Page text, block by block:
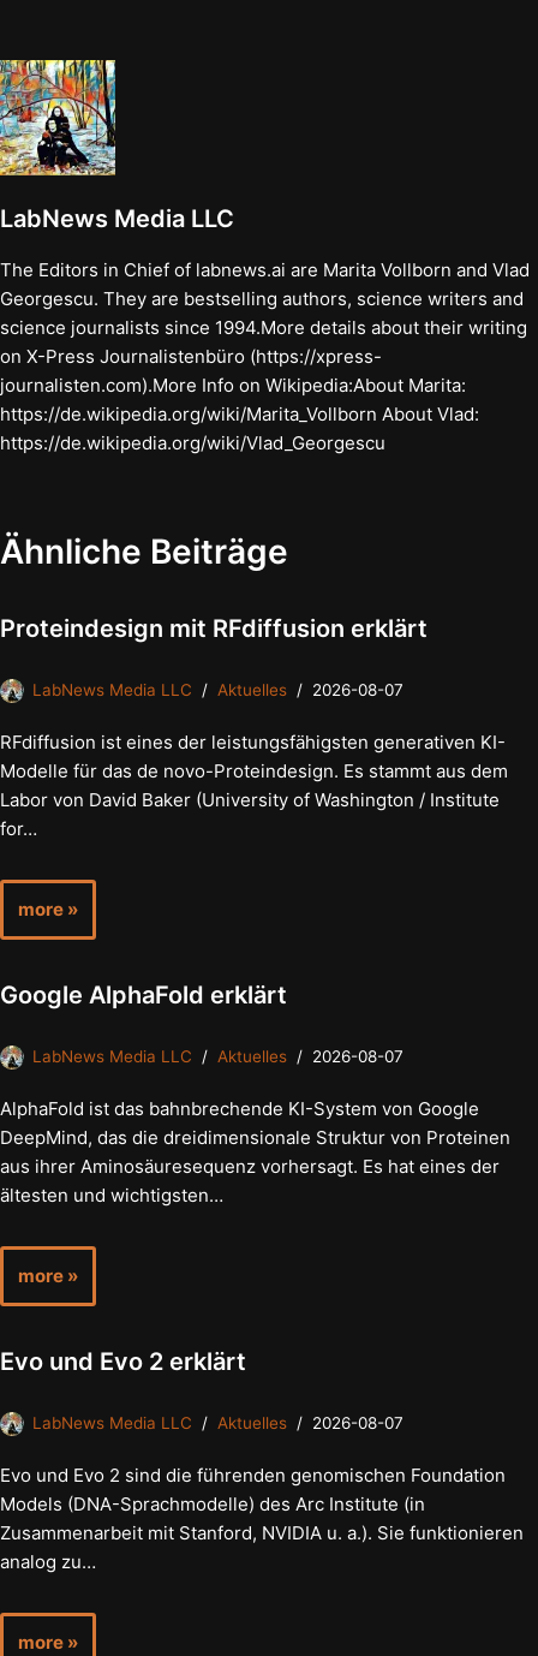
LabNews Media LLC
The Editors in Chief of labnews.ai are Marita Vollborn and Vlad
Georgescu. They are bestselling authors, science writers and
science journalists since 1994.More details about their writing
on X-Press Journalistenbüro (https://xpress-
journalisten.com).More Info on Wikipedia:About Marita:
https://de.wikipedia.org/wiki/Marita_Vollborn About Vlad:
https://de.wikipedia.org/wiki/Vlad_Georgescu
Ähnliche Beiträge
Proteindesign mit RFdiffusion erklärt
LabNews Media LLC Aktuelles 2026-08-07
RFdiffusion ist eines der leistungsfähigsten generativen KI-
Modelle für das de novo-Proteindesign. Es stammt aus dem
Labor von David Baker (University of Washington / Institute
for…
more »
Google AlphaFold erklärt
LabNews Media LLC Aktuelles 2026-08-07
AlphaFold ist das bahnbrechende KI-System von Google
DeepMind, das die dreidimensionale Struktur von Proteinen
aus ihrer Aminosäuresequenz vorhersagt. Es hat eines der
ältesten und wichtigsten…
more »
Evo und Evo 2 erklärt
LabNews Media LLC Aktuelles 2026-08-07
Evo und Evo 2 sind die führenden genomischen Foundation
Models (DNA-Sprachmodelle) des Arc Institute (in
Zusammenarbeit mit Stanford, NVIDIA u. a.). Sie funktionieren
analog zu…
more »